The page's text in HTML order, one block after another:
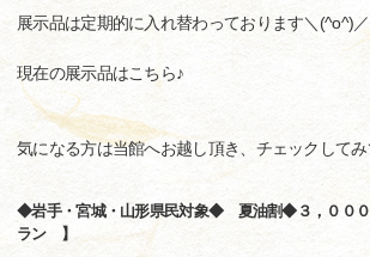
展示品は定期的に入れ替わっております＼(^o^)／
現在の展示品はこちら♪
気になる方は当館へお越し頂き、チェックして
◆岩手・宮城・山形県民対象◆ 夏油割◆３，００
ラン 】